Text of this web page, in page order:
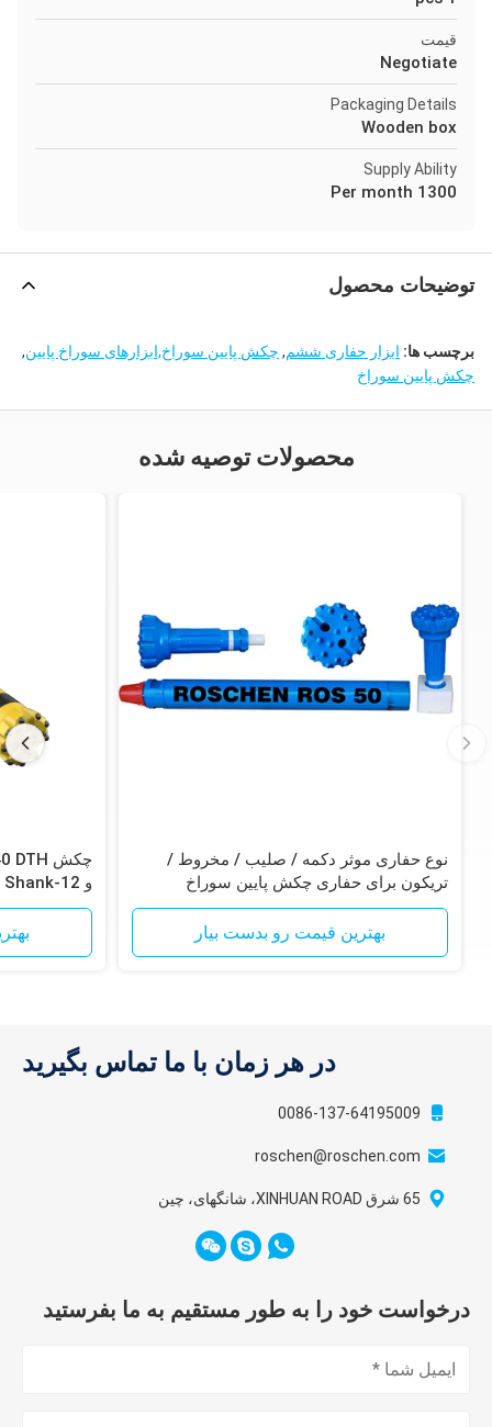
قیمت
Negotiate
Packaging Details
Wooden box
Supply Ability
1300 Per month
توضیحات محصول
برچسب ها: ابزار حفاری ششم, چکش پایین سوراخ,ابزارهای سوراخ پایین,
چکش پایین سوراخ
محصولات توصیه شده
نوع حفاری موثر دکمه / صلیب / مخروط /
تریکون برای حفاری چکش پایین سوراخ
بهترین قیمت رو بدست بیار
آهن
در هر زمان با ما تماس بگیرید
0086-137-64195009
roschen@roschen.com
65 شرق XINHUAN ROAD، شانگهای، چین
درخواست خود را به طور مستقیم به ما بفرستید